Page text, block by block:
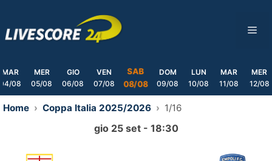
content
MAR
04/08
MER
05/08
GIO
06/08
VEN
07/08
SAB
08/08
DOM
09/08
LUN
10/08
MAR
11/08
MER
12/08
Home Coppa Italia 2025/2026 1/16
gio 25 set - 18:30